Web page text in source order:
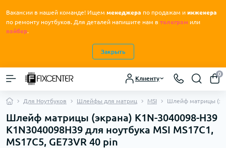
Вакансии в нашей команде! Ищем менеджера по продажам и инженера
по ремонту ноутбуков. Для деталей напишите нам в телеграм или
вайбер.
Закрыть
Клиенту
0
Для Ноутбуков Шлейфы для матриц MSI Шлейф матрицы
Шлейф матрицы (экрана) K1N-3040098-H39
K1N3040098H39 для ноутбука MSI MS17C1,
MS17C5, GE73VR 40 pin